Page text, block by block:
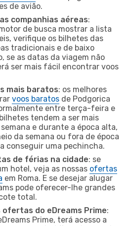
de avião.
companhias aéreas:
de busca mostrar a lista
verifique os bilhetes das
tradicionais e de baixo
se as datas da viagem não
ser mais fácil encontrar voos
mais baratos: os melhores
voos baratos de Podgorica
entre terça-feira e
tendem a ser mais
e durante a época alta,
da semana ou fora de época
conseguir uma pechincha.
de férias na cidade: se
hotel, veja as nossas ofertas
em Roma. E se desejar alugar
pode oferecer-lhe grandes
total.
do eDreams Prime:
Prime, terá acesso a